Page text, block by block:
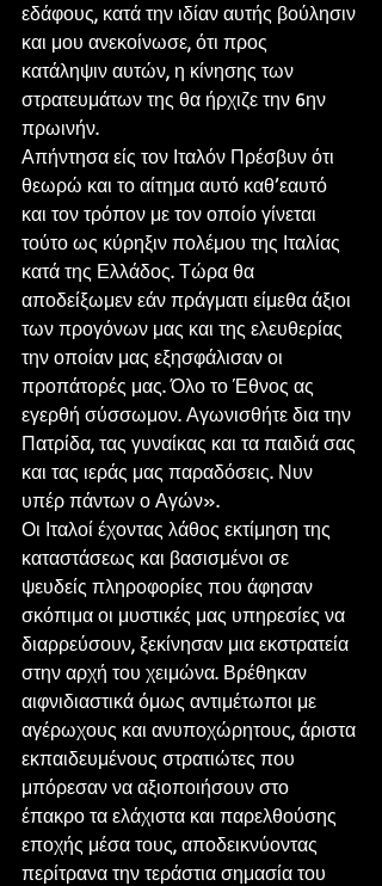
εδάφους, κατά την ιδίαν αυτής βούλησιν
και μου ανεκοίνωσε, ότι προς
κατάληψιν αυτών, η κίνησης των
στρατευμάτων της θα ήρχιζε την 6ην
πρωινήν.
Απήντησα είς τον Ιταλόν Πρέσβυν ότι
θεωρώ και το αίτημα αυτό καθ’εαυτό
και τον τρόπον με τον οποίο γίνεται
τούτο ως κύρηξιν πολέμου της Ιταλίας
κατά της Ελλάδος. Τώρα θα
αποδείξωμεν εάν πράγματι είμεθα άξιοι
των προγόνων μας και της ελευθερίας
την οποίαν μας εξησφάλισαν οι
προπάτορές μας. Όλο το Έθνος ας
εγερθή σύσσωμον. Αγωνισθήτε δια την
Πατρίδα, τας γυναίκας και τα παιδιά σας
και τας ιεράς μας παραδόσεις. Νυν
υπέρ πάντων ο Αγών».
Οι Ιταλοί έχοντας λάθος εκτίμηση της
καταστάσεως και βασισμένοι σε
ψευδείς πληροφορίες που άφησαν
σκόπιμα οι μυστικές μας υπηρεσίες να
διαρρεύσουν, ξεκίνησαν μια εκστρατεία
στην αρχή του χειμώνα. Βρέθηκαν
αιφνιδιαστικά όμως αντιμέτωποι με
αγέρωχους και ανυποχώρητους, άριστα
εκπαιδευμένους στρατιώτες που
μπόρεσαν να αξιοποιήσουν στο
έπακρο τα ελάχιστα και παρελθούσης
εποχής μέσα τους, αποδεικνύοντας
περίτρανα την τεράστια σημασία του